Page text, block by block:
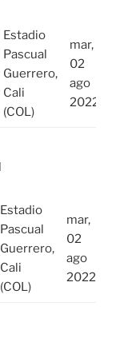
Estadio
Pascual
Guerrero,
Cali
(COL)
mar,
02
ago
2022
Estadio
Pascual
Guerrero,
Cali
(COL)
mar,
02
ago
2022